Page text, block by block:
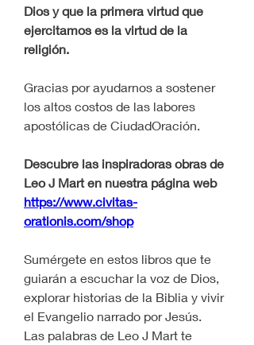
Dios y que la primera virtud que
ejercitamos es la virtud de la
religión.
Gracias por ayudarnos a sostener
los altos costos de las labores
apostólicas de CiudadOración.
Descubre las inspiradoras obras de
Leo J Mart en nuestra página web
https://www.civitas-
orationis.com/shop
Sumérgete en estos libros que te
guiarán a escuchar la voz de Dios,
explorar historias de la Biblia y vivir
el Evangelio narrado por Jesús.
Las palabras de Leo J Mart te